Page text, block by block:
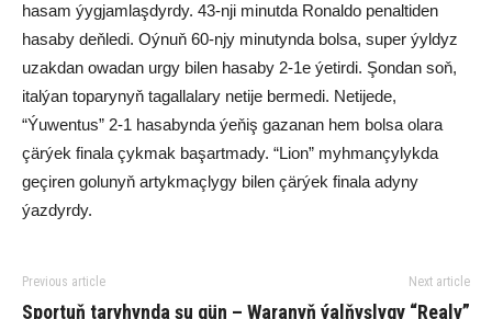
hasam ýygjamlaşdyrdy. 43-nji minutda Ronaldo penaltiden
hasaby deňledi. Oýnuň 60-njy minutynda bolsa, super ýyldyz
uzakdan owadan urgy bilen hasaby 2-1e ýetirdi. Şondan soň,
italýan toparynyň tagallalary netije bermedi. Netijede,
“Ýuwentus” 2-1 hasabynda ýeňiş gazanan hem bolsa olara
çärýek finala çykmak başartmady. “Lion” myhmançylykda
geçiren golunyň artykmaçlygy bilen çärýek finala adyny
ýazdyrdy.
Previous article
Sportuň taryhynda şu gün –
Next article
Waranyň ýalňyşlygy “Realy”